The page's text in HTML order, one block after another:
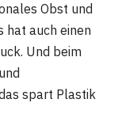
Obst und
hat auch einen
Und beim
spart Plastik